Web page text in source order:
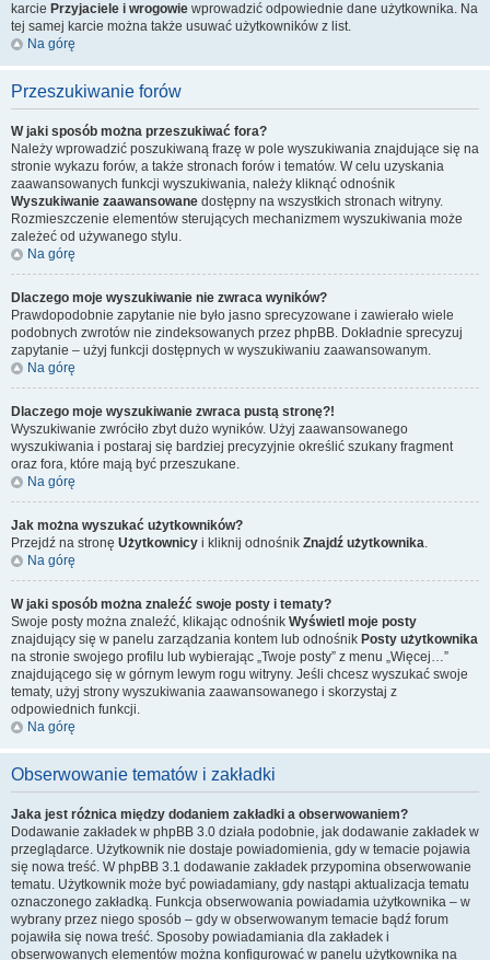
karcie Przyjaciele i wrogowie wprowadzić odpowiednie dane użytkownika. Na
tej samej karcie można także usuwać użytkowników z list.
Na górę
Przeszukiwanie forów
W jaki sposób można przeszukiwać fora?
Należy wprowadzić poszukiwaną frazę w pole wyszukiwania znajdujące się na
stronie wykazu forów, a także stronach forów i tematów. W celu uzyskania
zaawansowanych funkcji wyszukiwania, należy kliknąć odnośnik
Wyszukiwanie zaawansowane dostępny na wszystkich stronach witryny.
Rozmieszczenie elementów sterujących mechanizmem wyszukiwania może
zależeć od używanego stylu.
Na górę
Dlaczego moje wyszukiwanie nie zwraca wyników?
Prawdopodobnie zapytanie nie było jasno sprecyzowane i zawierało wiele
podobnych zwrotów nie zindeksowanych przez phpBB. Dokładnie sprecyzuj
zapytanie – użyj funkcji dostępnych w wyszukiwaniu zaawansowanym.
Na górę
Dlaczego moje wyszukiwanie zwraca pustą stronę?!
Wyszukiwanie zwróciło zbyt dużo wyników. Użyj zaawansowanego
wyszukiwania i postaraj się bardziej precyzyjnie określić szukany fragment
oraz fora, które mają być przeszukane.
Na górę
Jak można wyszukać użytkowników?
Przejdź na stronę Użytkownicy i kliknij odnośnik Znajdź użytkownika.
Na górę
W jaki sposób można znaleźć swoje posty i tematy?
Swoje posty można znaleźć, klikając odnośnik Wyświetl moje posty
znajdujący się w panelu zarządzania kontem lub odnośnik Posty użytkownika
na stronie swojego profilu lub wybierając „Twoje posty” z menu „Więcej…”
znajdującego się w górnym lewym rogu witryny. Jeśli chcesz wyszukać swoje
tematy, użyj strony wyszukiwania zaawansowanego i skorzystaj z
odpowiednich funkcji.
Na górę
Obserwowanie tematów i zakładki
Jaka jest różnica między dodaniem zakładki a obserwowaniem?
Dodawanie zakładek w phpBB 3.0 działa podobnie, jak dodawanie zakładek w
przeglądarce. Użytkownik nie dostaje powiadomienia, gdy w temacie pojawia
się nowa treść. W phpBB 3.1 dodawanie zakładek przypomina obserwowanie
tematu. Użytkownik może być powiadamiany, gdy nastąpi aktualizacja tematu
oznaczonego zakładką. Funkcja obserwowania powiadamia użytkownika – w
wybrany przez niego sposób – gdy w obserwowanym temacie bądź forum
pojawiła się nowa treść. Sposoby powiadamiania dla zakładek i
obserwowanych elementów można konfigurować w panelu użytkownika na